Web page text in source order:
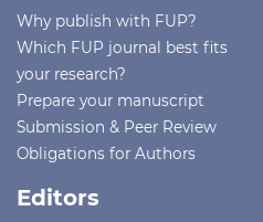
Why publish with FUP?
Which FUP journal best fits
your research?
Prepare your manuscript
Submission & Peer Review
Obligations for Authors
Editors